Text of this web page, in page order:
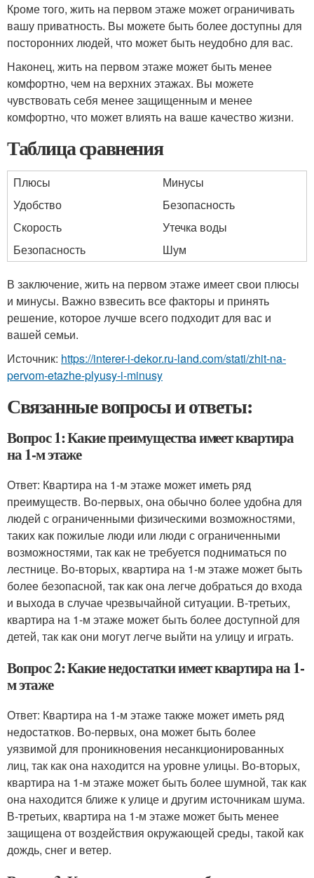
Кроме того, жить на первом этаже может ограничивать
вашу приватность. Вы можете быть более доступны для
посторонних людей, что может быть неудобно для вас.
Наконец, жить на первом этаже может быть менее
комфортно, чем на верхних этажах. Вы можете
чувствовать себя менее защищенным и менее
комфортно, что может влиять на ваше качество жизни.
Таблица сравнения
Плюсы
Минусы
Удобство
Безопасность
Скорость
Утечка воды
Безопасность
Шум
В заключение, жить на первом этаже имеет свои плюсы
и минусы. Важно взвесить все факторы и принять
решение, которое лучше всего подходит для вас и
вашей семьи.
Источник: https://interer-i-dekor.ru-land.com/stati/zhit-na-
pervom-etazhe-plyusy-i-minusy
Связанные вопросы и ответы:
Вопрос 1: Какие преимущества имеет квартира
на 1-м этаже
Ответ: Квартира на 1-м этаже может иметь ряд
преимуществ. Во-первых, она обычно более удобна для
людей с ограниченными физическими возможностями,
таких как пожилые люди или люди с ограниченными
возможностями, так как не требуется подниматься по
лестнице. Во-вторых, квартира на 1-м этаже может быть
более безопасной, так как она легче добраться до входа
и выхода в случае чрезвычайной ситуации. В-третьих,
квартира на 1-м этаже может быть более доступной для
детей, так как они могут легче выйти на улицу и играть.
Вопрос 2: Какие недостатки имеет квартира на 1-
м этаже
Ответ: Квартира на 1-м этаже также может иметь ряд
недостатков. Во-первых, она может быть более
уязвимой для проникновения несанкционированных
лиц, так как она находится на уровне улицы. Во-вторых,
квартира на 1-м этаже может быть более шумной, так как
она находится ближе к улице и другим источникам шума.
В-третьих, квартира на 1-м этаже может быть менее
защищена от воздействия окружающей среды, такой как
дождь, снег и ветер.